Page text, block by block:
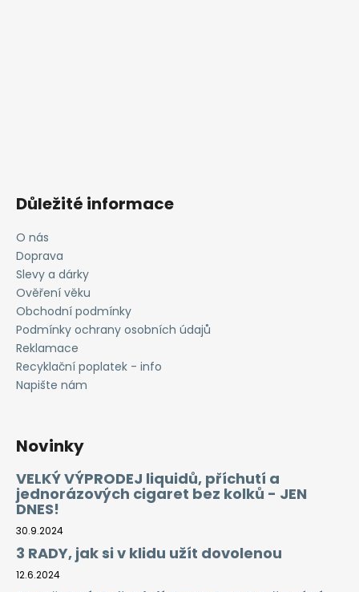
Důležité informace
O nás
Doprava
Slevy a dárky
Ověření věku
Obchodní podmínky
Podmínky ochrany osobních údajů
Reklamace
Recyklační poplatek - info
Napište nám
Novinky
VELKÝ VÝPRODEJ liquidů, příchutí a
jednorázových cigaret bez kolků - JEN
DNES!
30.9.2024
3 RADY, jak si v klidu užít dovolenou
12.6.2024